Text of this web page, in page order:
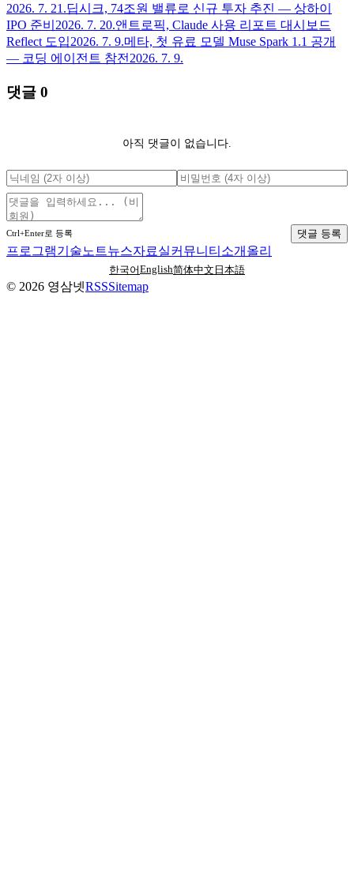
2026. 7. 21.딥시크, 74조원 밸류로 신규 투자 추진 — 상하이
IPO 준비 2026. 7. 20.앤트로픽, Claude 사용 리포트 대시보드
Reflect 도입2026. 7. 9.메타, 첫 유료 모델 Muse Spark 1.1 공개
— 코딩 에이전트 참전 2026. 7. 9.
댓글 0
아직 댓글이 없습니다.
Ctrl+Enter로 등록 댓글 등록
프로그램기술노트뉴스자료실커뮤니티 소개 올리
한국어English简体中文 日本語
© 2026 영삼넷RSSSitemap